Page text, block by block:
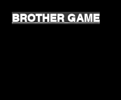
BROTHER GAME